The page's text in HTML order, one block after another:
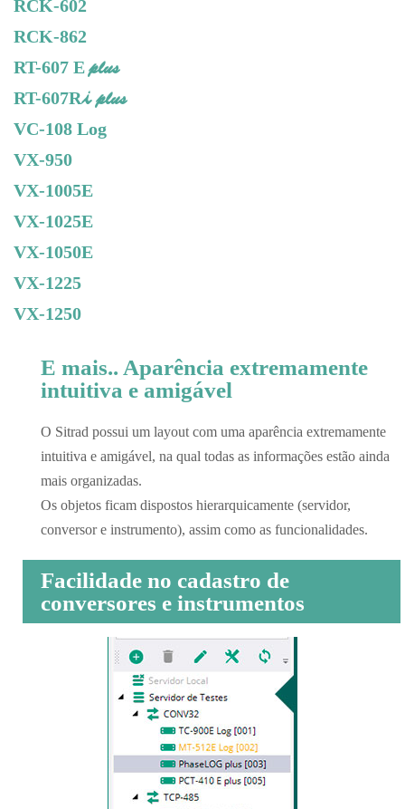
RCK-602
RCK-862
RT-607 Eplus
RT-607Ri plus
VC-108 Log
VX-950
VX-1005E
VX-1025E
VX-1050E
VX-1225
VX-1250
E mais.. Aparência extremamente
intuitiva e amigável
O Sitrad possui um layout com uma aparência extremamente
intuitiva e amigável, na qual todas as informações estão ainda
mais organizadas.
Os objetos ficam dispostos hierarquicamente (servidor,
conversor e instrumento), assim como as funcionalidades.
Facilidade no cadastro de
conversores e instrumentos